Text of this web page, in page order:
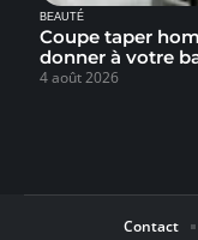
BEAUTÉ
Coupe taper
donner à votre
4 août 2026
Contact